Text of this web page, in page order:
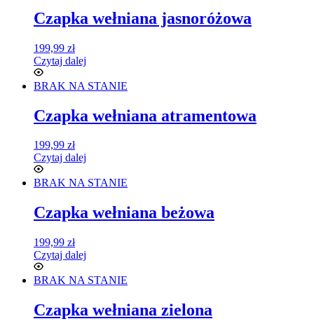
Czapka wełniana jasnoróżowa
199,99 zł
Czytaj dalej
BRAK NA STANIE
Czapka wełniana atramentowa
199,99 zł
Czytaj dalej
BRAK NA STANIE
Czapka wełniana beżowa
199,99 zł
Czytaj dalej
BRAK NA STANIE
Czapka wełniana zielona